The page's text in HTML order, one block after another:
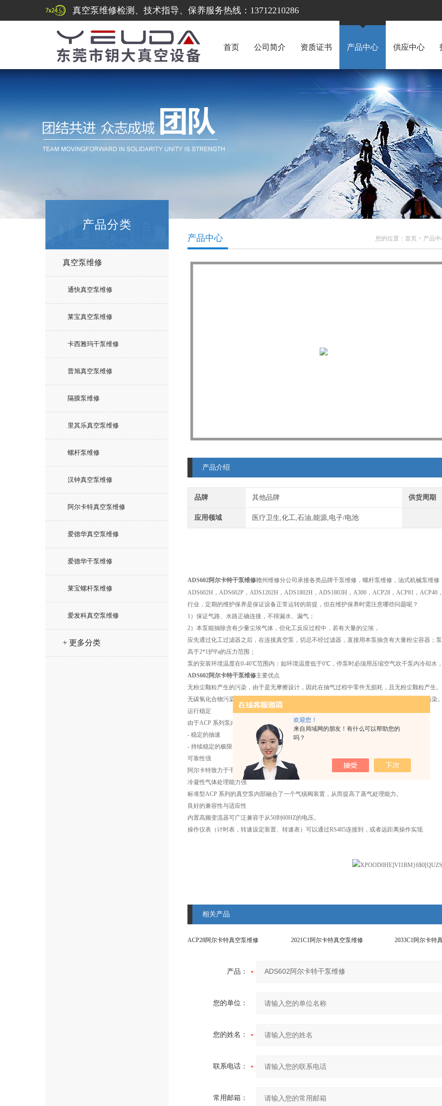
欢迎您！
来自局域网的朋友！有什么可以帮助您的
吗？
真空泵维修检测、技术指导、保养服务热线：13712210286
首页 公司简介 资质证书 产品中心 供应中心
产品分类
真空泵维修
通快真空泵维修
莱宝真空泵维修
卡西雅玛干泵维修
普旭真空泵维修
隔膜泵维修
里其乐真空泵维修
螺杆泵维修
汉钟真空泵维修
阿尔卡特真空泵维修
爱德华真空泵维修
爱德华干泵维修
莱宝螺杆泵维修
爱发科真空泵维修
+ 更多分类
您的位置： 首页 > 产品
产品中心
产品介绍
品牌 其他品牌 供货周期
应用领域 医疗卫生,化工,石油,能源,电子/电池
ADS602阿尔卡特干泵维修赣州维修分公司承接各类品牌干泵维修，螺杆泵维修，油式机械泵维修
ADS602H，ADS602P，ADS1202H，ADS1802H，ADS1803H，A300，ACP28，ACP81，
行业，定期的维护保养是保证设备正常运转的前提，但在维护保养时需注意哪些问题呢？
1）保证气路、水路正确连接，不得漏水、漏气；
2）本泵能抽除含有少量尘埃气体，但化工反应过程中，若有大量的尘埃，
应先通过化工过滤器之后，在连接真空泵，切忌不经过滤器，直接用本泵抽含有大量粉尘容器；
高于2*1护Pa的压力范围；
泵的安装环境温度在0-40℃范围内：如环境温度低于0℃，停泵时必须用压缩空气吹干泵内冷却水
ADS602阿尔卡特干泵维修主要优点
无粉尘颗粒产生的污染，由于是无摩擦设计，因此在抽气过程中零件无损耗，且无粉尘颗粒产生。
无碳氢化合物污染。无碳氢化合物残留ACP 系列泵体无需油润滑，因此免于受到碳氢化合物污染
运行稳定
由于ACP 系列泵内部始终保持洁净与稳定的转速（变频马达） 使ACP泵产品具有：
- 稳定的抽速
- 持续稳定的极限压值
可靠性强
阿尔卡特致力于干式多级罗茨泵的设计，能够应用于要求严苛的领域。
冷凝性气体处理能力强
标准型ACP 系列的真空泵内部融合了一个气镇阀装置，从而提高了蒸气处理能力。
良好的兼容性与适应性
内置高频变流器可广泛兼容于从50到60HZ的电压。
操作仪表（计时表，转速设定装置、转速表）可以通过RS485连接到，或者远距离操作实现
相关产品
ACP28阿尔卡特真空泵维修 2021C1阿尔卡特真空泵维修 2033C1阿尔卡特
产品：
您的单位：
您的姓名：
联系电话：
常用邮箱：